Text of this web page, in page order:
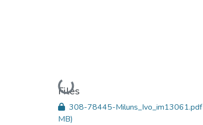
Loading...
Files
308-78445-Miluns_Ivo_im13061.pdf
MB)